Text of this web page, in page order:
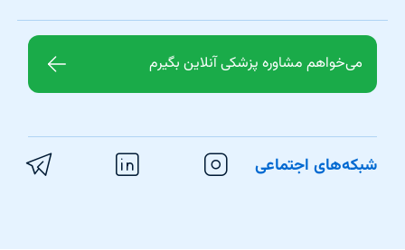
می‌خواهم مشاوره پزشکی آنلاین بگیرم
شبکه‌های اجتماعی